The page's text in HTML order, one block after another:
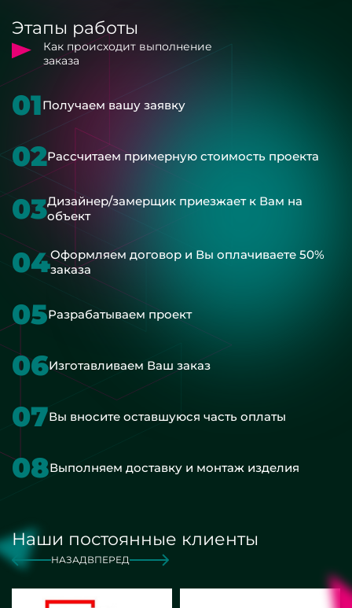
Этапы работы
Как происходит выполнение
заказа
01Получаем вашу заявку
02Рассчитаем примерную стоимость проекта
03Дизайнер/замерщик приезжает к Вам на
объект
04Оформляем договор и Вы оплачиваете 50%
заказа
05Разрабатываем проект
06Изготавливаем Ваш заказ
07Вы вносите оставшуюся часть оплаты
08Выполняем доставку и монтаж изделия
Наши постоянные клиенты
НАЗАДВПЕРЕД